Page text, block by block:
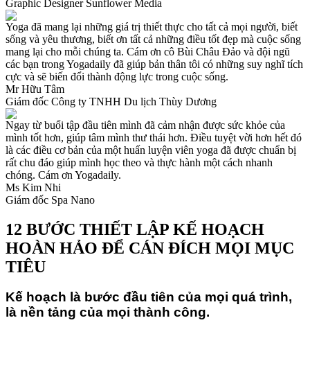
Graphic Designer Sunflower Media
Yoga đã mang lại những giá trị thiết thực cho tất cả mọi người, biết
sống và yêu thương, biết ơn tất cả những điều tốt đẹp mà cuộc sống
mang lại cho mỗi chúng ta. Cám ơn cô Bùi Châu Đảo và đội ngũ
các bạn trong Yogadaily đã giúp bản thân tôi có những suy nghĩ tích
cực và sẽ biến đổi thành động lực trong cuộc sống.
Mr Hữu Tâm
Giám đốc Công ty TNHH Du lịch Thùy Dương
Ngay từ buổi tập đầu tiên mình đã cảm nhận được sức khỏe của
mình tốt hơn, giúp tâm mình thư thái hơn. Điều tuyệt vời hơn hết đó
là các điều cơ bản của một huấn luyện viên yoga đã được chuẩn bị
rất chu đáo giúp mình học theo và thực hành một cách nhanh
chóng. Cám ơn Yogadaily.
Ms Kim Nhi
Giám đốc Spa Nano
12 BƯỚC THIẾT LẬP KẾ HOẠCH
HOÀN HẢO ĐỂ CÁN ĐÍCH MỌI MỤC
TIÊU
Kế hoạch là bước đầu tiên của mọi quá trình,
là nền tảng của mọi thành công.